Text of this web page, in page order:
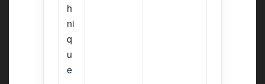
h
ni
q
u
e